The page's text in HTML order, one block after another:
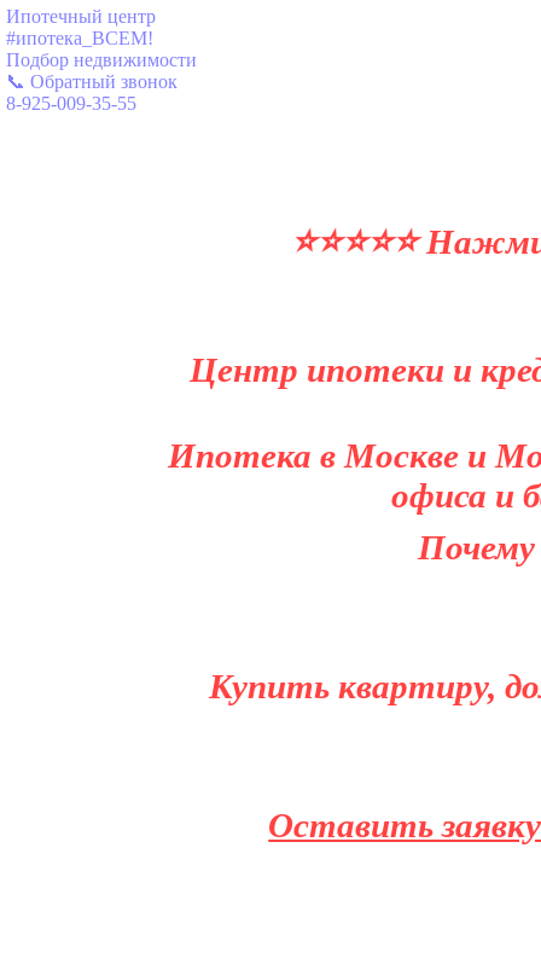
Ипотечный центр
#ипотека_ВСЕМ!
Подбор недвижимости
📞 Обратный звонок
8-925-009-35-55
⭐⭐⭐⭐⭐
Центр ипотеки и
Ипотека в Москве и
офиса и
Купить квартиру,
Оставить